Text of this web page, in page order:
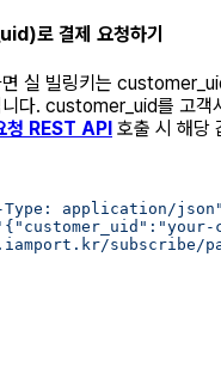
로 결제 요청하기
실 빌링키는
다. customer_uid를 고객
청 REST API 호출 시 해당
Type: application/json"
subscribe/